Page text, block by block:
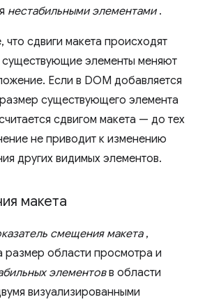
нестабильными элементами.
сдвиги макета происходят
существующие элементы меняют
Если в DOM добавляется
существующего элемента
сдвигом макета — до тех
не приводит к изменению
других видимых элементов.
макета
смещения макета,
размер области просмотра и
элементовв области
визуализированными